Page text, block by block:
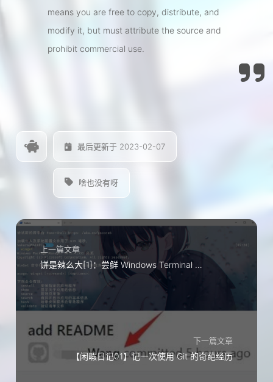
means you are free to copy, distribute, and
modify it, but must attribute the source and
prohibit commercial use.
最后更新于 2023-02-07
啥也没有呀
上一篇文章
饼是辣么大[1]：尝鲜 Windows Terminal 和 Winget
下一篇文章
【闲暇日记01】记一次使用 Git 的奇葩经历